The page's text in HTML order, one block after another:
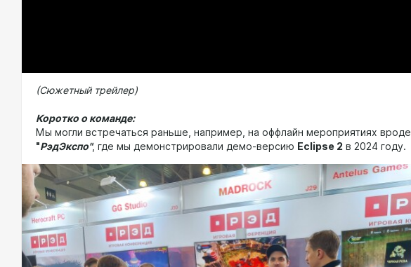
(Сюжетный трейлер)
Коротко о команде:
Мы могли встречаться раньше, например, на оффлайн мероприятиях вроде
"РэдЭкспо", где мы демонстрировали демо-версию Eclipse 2 в 2024 году.